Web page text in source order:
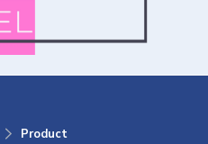
Product